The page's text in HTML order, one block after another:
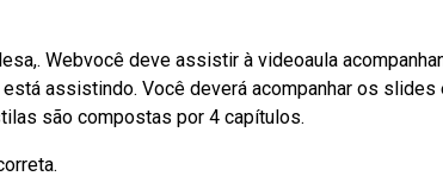
Webvocê deve assistir à videoaula
assistindo. Você deverá acompanhar os
são compostas por 4 capítulos.